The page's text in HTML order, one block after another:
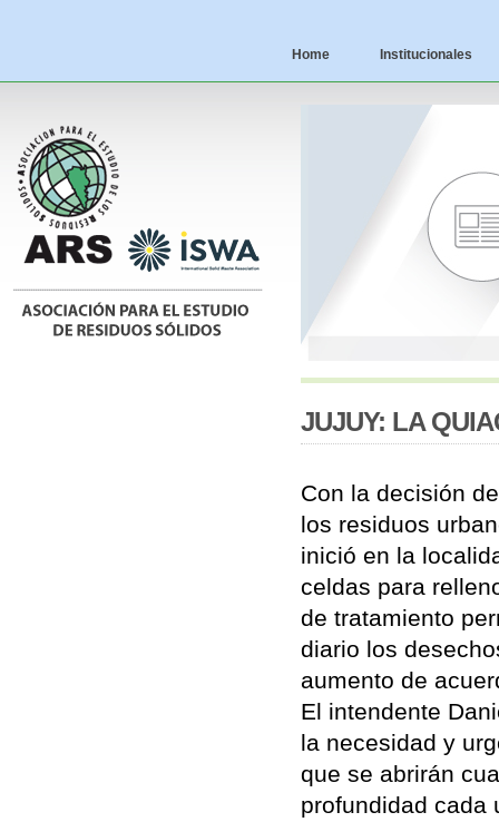
Home Institucionales
JUJUY: LA
Con la decisión
los residuos
inició en la
celdas para
de tratamiento
diario los
aumento de
El intendente
la necesidad y
que se abrirán
profundidad cada